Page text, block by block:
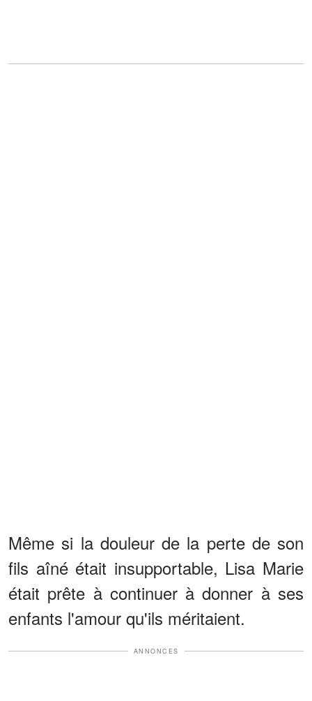
Même si la douleur de la perte de son
fils aîné était insupportable, Lisa Marie
était prête à continuer à donner à ses
enfants l'amour qu'ils méritaient.
ANNONCES